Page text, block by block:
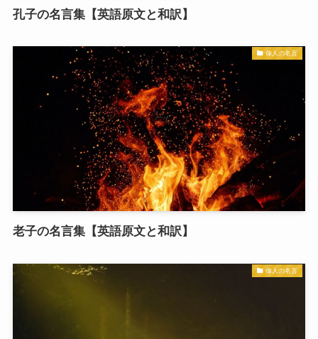
孔子の名言集【英語原文と和訳】
偉人の名言
老子の名言集【英語原文と和訳】
偉人の名言